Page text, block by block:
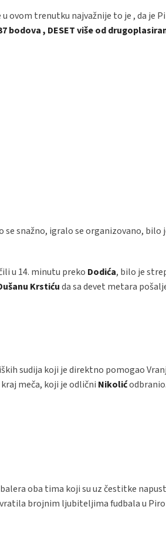
ovom trenutku najvažnije to je , da je
bodova , DESET više od
snažno, igralo se organizovano, bilo
u 14. minutu preko Dodića, bilo je
Krstićuda sa devet metara
sudija koji je direktno pomogao
meča, koji je odlični Nikolić
oba tima koji su uz čestitke
vratila brojnim ljubiteljima fudbala u